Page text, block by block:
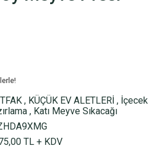
, KÜÇÜK EV ALETLERİ , İçecek
, Katı Meyve Sıkacağı
TL + KDV